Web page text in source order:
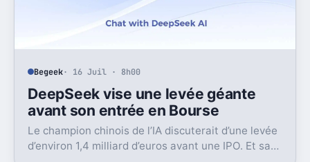
Begeek· 16 Juil · 8h00
DeepSeek vise une levée géante
avant son entrée en Bourse
Le champion chinois de l’IA discuterait d’une levée
d’environ 1,4 milliard d’euros avant une IPO. Et sa